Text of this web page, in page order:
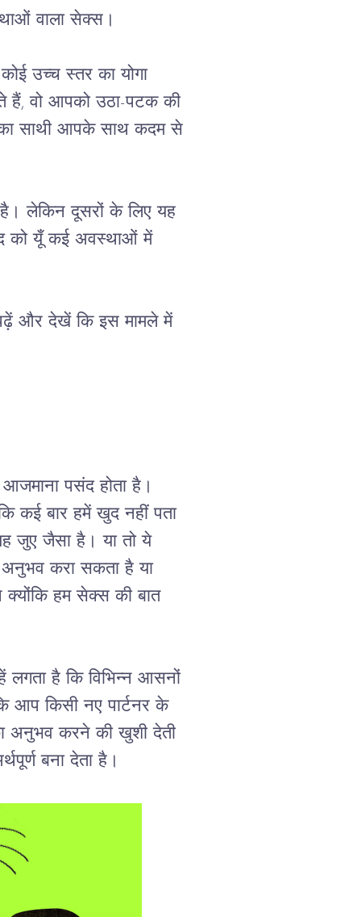
वाला सेक्स।
कोई उच्च स्तर का योगा
हैं, वो आपको उठा-पटक की
साथी आपके साथ कदम से
है। लेकिन दूसरों के लिए यह
को यूँ कई अवस्थाओं में
और देखें कि इस मामले में
आजमाना पसंद होता है।
कई बार हमें खुद नहीं पता
जुए जैसा है। या तो ये
अनुभव करा सकता है या
क्योंकि हम सेक्स की बात
लगता है कि विभिन्न आसनों
आप किसी नए पार्टनर के
अनुभव करने की खुशी देती
बना देता है।